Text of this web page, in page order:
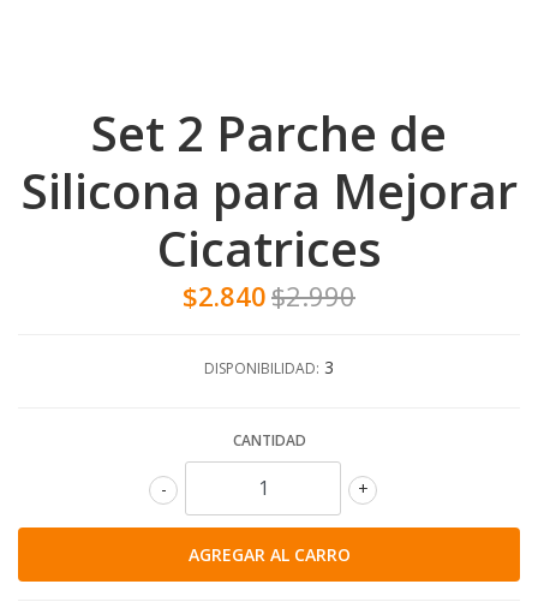
Set 2 Parche de
Silicona para Mejorar
Cicatrices
$2.840$2.990
DISPONIBILIDAD: 3
CANTIDAD
+
-